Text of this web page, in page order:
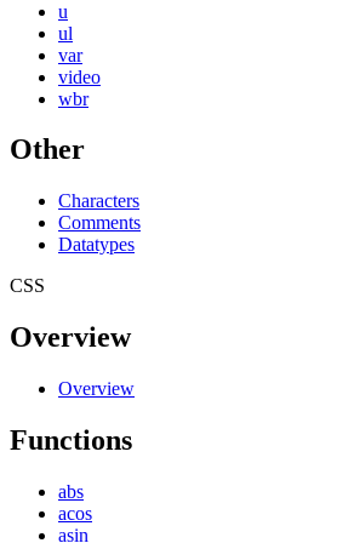
u
ul
var
video
wbr
Other
Characters
Comments
Datatypes
CSS
Overview
Overview
Functions
abs
acos
asin